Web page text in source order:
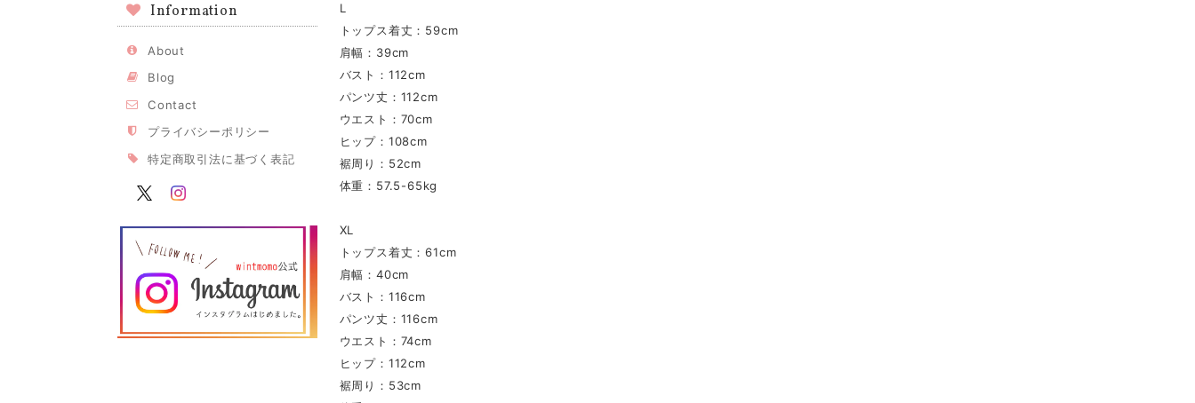
Information
About
Blog
Contact
プライバシーポリシー
特定商取引法に基づく表記
L
トップス着丈：59cm
肩幅：39cm
バスト：112cm
パンツ丈：112cm
ウエスト：70cm
ヒップ：108cm
裾周り：52cm
体重：57.5-65kg
XL
トップス着丈：61cm
肩幅：40cm
バスト：116cm
パンツ丈：116cm
ウエスト：74cm
ヒップ：112cm
裾周り：53cm